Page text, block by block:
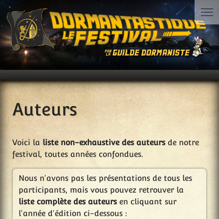
Auteurs
Voici la liste non-exhaustive des auteursde notre
festival, toutes années confondues.
Nous n'avons pas les présentations de tous les
participants, mais vous pouvez retrouver la
liste complète des auteursen cliquant sur
l'année d'édition ci-dessous :